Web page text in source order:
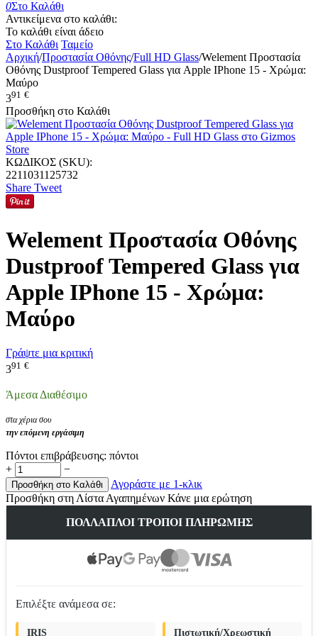
0Στο Καλάθι
Αντικείμενα στο καλάθι:
Το καλάθι είναι άδειο
Στο Καλάθι Ταμείο
Αρχική/Προστασία Οθόνης/Full HD Glass/Welement Προστασία
Οθόνης Dustproof Tempered Glass για Apple IPhone 15 - Χρώμα:
Μαύρο
391 €
Προσθήκη στο Καλάθι
ΚΩΔΙΚΟΣ (SKU):
2211031125732
Share Tweet
Welement Προστασία Οθόνης
Dustproof Tempered Glass για
Apple IPhone 15 - Χρώμα:
Μαύρο
Γράψτε μια κριτική
391 €
Άμεσα Διαθέσιμο
στα χέρια σου
την επόμενη εργάσιμη
Πόντοι επιβράβευσης: πόντοι
+
−
Προσθήκη στο Καλάθι
Αγοράστε με 1-κλικ
Προσθήκη στη Λίστα Αγαπημένων Κάνε μια ερώτηση
ΠΟΛΛΑΠΛΟΊ ΤΡΌΠΟΙ ΠΛΗΡΩΜΉΣ
Επιλέξτε ανάμεσα σε:
IRIS Πιστωτική/Χρεωστική